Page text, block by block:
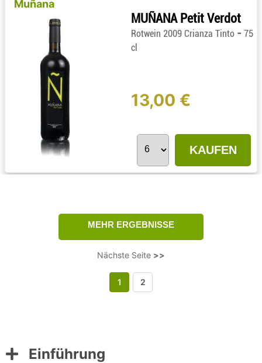
Muñana
MUÑANA Petit Verdot
Rotwein 2009 Crianza Tinto - 75
cl
13,00 €
KAUFEN
Nächste Seite >>
1 2
Einführung